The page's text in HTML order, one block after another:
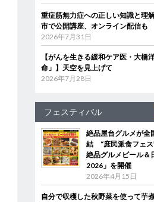
重症筋無力症への正しい知識と
市で公開講座、オンライン配信も
2026年7月31日
【がんを生きる緩和ケア医・大橋
命」】天空を見上げて
2026年7月28日
フェスティバル
絶品屋台グルメが全
結 “庶民派食フェス
絶品グルメビール＆
2026」を開催
2026年4月15日
自分で収穫した秋野菜を使って